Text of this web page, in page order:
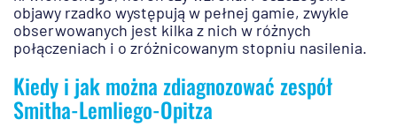
objawy rzadko występują w pełnej gamie, zwykle
obserwowanych jest kilka z nich w różnych
połączeniach i o zróżnicowanym stopniu nasilenia.
Kiedy i jak można zdiagnozować zespół
Smitha-Lemliego-Opitza